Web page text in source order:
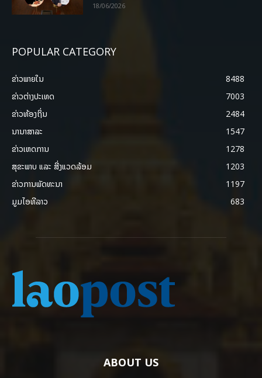
18/06/2026
POPULAR CATEGORY
ຂ່າວພາຍ​ໃນ
8488
ຂ່າວຕ່າງປະເທດ
7003
ຂ່າວທ້ອງຖິ່ນ
2484
ນານາສາລະ
1547
ຂ່າວເຫດການ
1278
ສຸຂະພາບ ແລະ ສີ່ງແວດລ້ອມ
1203
ຂ່າວການພັດທະນາ
1197
ມູມໄອທີລາວ
683
ABOUT US